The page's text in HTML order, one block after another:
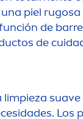
piel
de
de
Los